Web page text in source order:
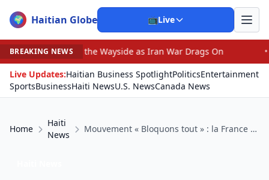
🌍 Haitian Globe 📺Live
BREAKING NEWS
Wayside as Iran War Drags On •
Prosecutor Sues
Live Updates:Haitian Business SpotlightPoliticsEntertainment
SportsBusinessHaiti NewsU.S. NewsCanada News
Home
Haiti
News
Mouvement « Bloquons tout » : la France se prépare à une mobilisation d’ampleur le 10 septembre